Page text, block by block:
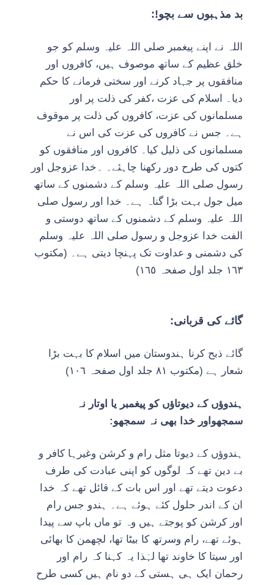
بد مذہبوں سے بچو!:
اللہ نے اپنے پیغمبر صلی اللہ علیہ وسلم کو جو
خلق عظیم کے ساتھ موصوف ہیں، کافروں اور
منافقوں پر جہاد کرنے اور سختی فرمانے کا حکم
دیا۔ اسلام کی عزت ،کفر کی ذلت پر اور
مسلمانوں کی عزت، کافروں کی ذلت پر موقوف
ہے۔ جس نے کافروں کی عزت کی اس نے
مسلمانوں کی ذلیل کیا۔ کافروں اور منافقوں کو
کتوں کی طرح دور رکھنا چاہئے۔ ۔خدا عزوجل اور
رسول صلی اللہ علیہ وسلم کے دشمنوں کے ساتھ
میل جول بہت بڑا گناہ ہے۔ خدا اور رسول صلی
اللہ علیہ وسلم کے دشمنوں کے ساتھ دوستی و
الفت خدا عزوجل و رسول صلی اللہ علیہ وسلم
کی دشمنی و عداوت تک پہنچا دیتی ہے۔ (مکتوب
١٦٣ جلد اول صفحہ ١٦٥)
گائے کی قربانی:
گائے ذبح کرنا ہندوستان میں اسلام کا بہت بڑا
شعار ہے (مکتوب ٨١ جلد اول صفحہ ١٠٦)
ہندوؤں کے دیوتاؤں کو پیغمبر یا اوتار نہ
سمجھواور خدا بھی نہ سمجھو:
ہندوؤں کے دیوتا مثل رام و کرشن وغیرہا کافر و
بے دین تھے کہ لوگوں کو اپنی عبادت کی طرف
دعوت دیتے تھے اور اس بات کے قائل تھے کہ خدا
ان کے اندر حلول کئے ہوئے ہے۔ ہندو جس رام
اور کرشن کو پوجتے ہیں وہ تو ماں باپ سے پیدا
ہوئے تھے، رام وسرتھ کا بیٹا تھا، لچھمن کا بھائی
اور سیتا کا خاوند تھا لہٰذا یہ کہنا کہ رام اور
رحمان ایک ہی ہستی کے دو نام ہیں کسی طرح